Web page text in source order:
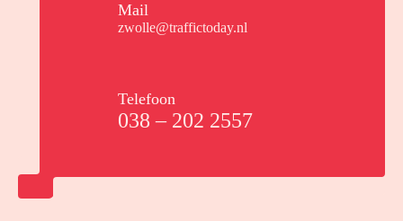
Mail
zwolle@traffictoday.nl
Telefoon
038 – 202 2557